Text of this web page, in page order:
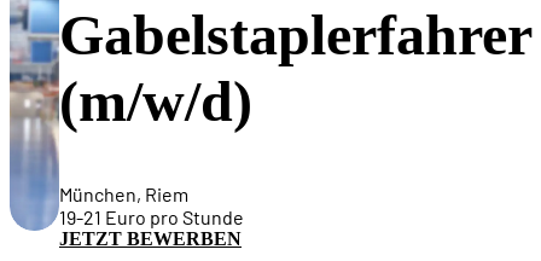
Gabelstaplerfahrer
(m/w/d)
München, Riem
19-21 Euro pro Stunde
JETZT BEWERBEN